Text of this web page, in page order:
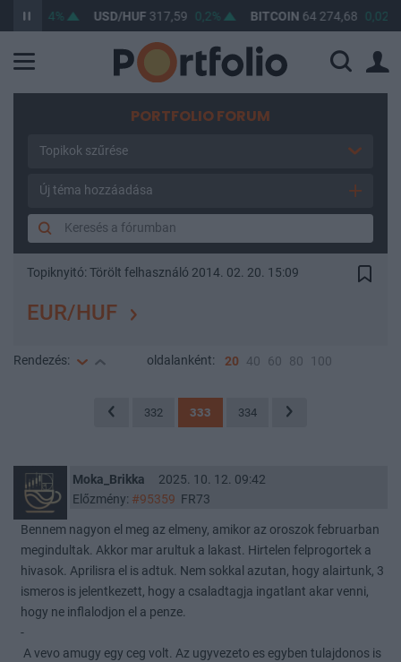
0,14% USD/HUF317,59 0,2% BITCOIN 64 274,68 0,02%
PORTFOLIO FORUM
Topikok szűrése
Új téma hozzáadása
Topiknyitó: Törölt felhasználó 2014. 02. 20. 15:09
EUR/HUF
Rendezés: oldalanként: 20 40 60 80 100
332 333 334
Moka_Brikka
2025. 10. 12. 09:42
Előzmény: #95359 FR73
Bennem nagyon el meg az elmeny, amikor az oroszok februarban
megindultak. Akkor mar arultuk a lakast. Hirtelen felprogortek a
hivasok. Aprilisra el is adtuk. Nem sokkal azutan, hogy alairtunk, 3
ismeros is jelentkezett, hogy a csaladtagja ingatlant akar venni,
hogy ne inflalodjon el a penze.
-
A vevo amugy egy ceg volt. Az ugyvezeto es egyben tulajdonos is